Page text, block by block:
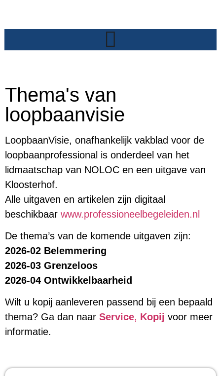
Thema's van
loopbaanvisie
LoopbaanVisie, onafhankelijk vakblad voor de
loopbaanprofessional is onderdeel van het
lidmaatschap van NOLOC en een uitgave van
Kloosterhof.
Alle uitgaven en artikelen zijn digitaal
beschikbaar www.professioneelbegeleiden.nl
De thema’s van de komende uitgaven zijn:
2026-02 Belemmering
2026-03 Grenzeloos
2026-04 Ontwikkelbaarheid
Wilt u kopij aanleveren passend bij een bepaald
thema? Ga dan naar Service, Kopij voor meer
informatie.